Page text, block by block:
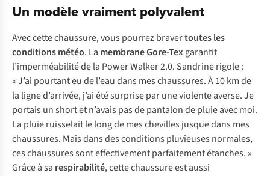
Un modèle vraiment polyvalent
Avec cette chaussure, vous pourrez bravertoutes les
conditions météo. La membrane Gore-Texgarantit
l’imperméabilité de la Power Walker 2.0. Sandrine rigole :
« J’ai pourtant eu de l’eau dans mes chaussures. À 10 km de
la ligne d’arrivée, j’ai été surprise par une violente averse. Je
portais un short et n’avais pas de pantalon de pluie avec moi.
La pluie ruisselait le long de mes chevilles jusque dans mes
chaussures. Mais dans des conditions pluvieuses normales,
ces chaussures sont effectivement parfaitement étanches. »
Grâce à sa respirabilité, cette chaussure est aussi